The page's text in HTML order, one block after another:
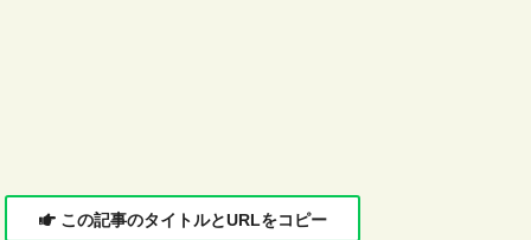
この記事のタイトルとURLをコピー